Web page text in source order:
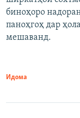
биноҳоро
паноҳгоҳ дар
мешаванд.
Идома